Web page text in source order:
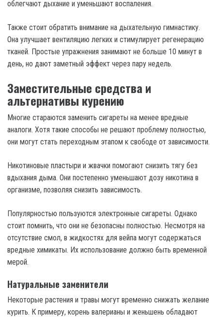
облегчают дыхание и уменьшают воспаления.
Также стоит обратить внимание на дыхательную гимнастику.
Она улучшает вентиляцию легких и стимулирует регенерацию
тканей. Простые упражнения занимают не больше 10 минут в
день, но дают заметный эффект через пару недель.
Заместительные средства и
альтернативы курению
Многие стараются заменить сигареты на менее вредные
аналоги. Хотя такие способы не решают проблему полностью,
они могут стать переходным этапом к свободе от зависимости.
Никотиновые пластыри и жвачки помогают снизить тягу без
вдыхания дыма. Они постепенно уменьшают дозу никотина в
организме, позволяя снизить зависимость.
Популярностью пользуются электронные сигареты. Однако
стоит помнить, что они не безопасны полностью. Несмотря на
отсутствие смол, в жидкостях для вейпа могут содержаться
вредные химикаты. Их использование должно быть временной
мерой.
Натуральные заменители
Некоторые растения и травы могут временно снижать желание
курить. К примеру, корень валерианы и женьшень обладают